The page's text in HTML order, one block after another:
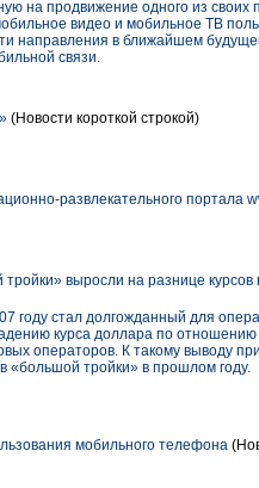
на продвижение одного из своих
видео и мобильное ТВ
направления в ближайшем
связи.
(Новости короткой строкой)
развлекательного портала
выросли на разнице курсов
году стал долгожданный для
курса доллара по
операторов. К такому выводу
«большой тройки» в прошлом году.
мобильного телефона